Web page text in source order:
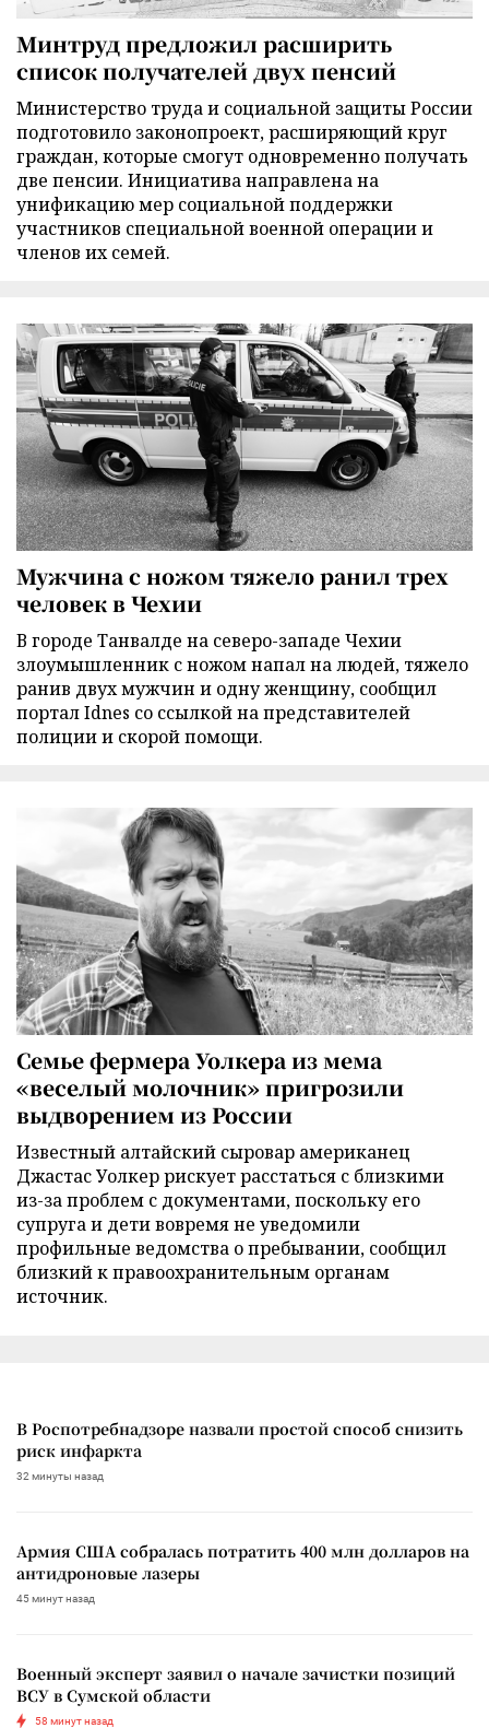
Минтруд предложил расширить
список получателей двух пенсий
Министерство труда и социальной защиты России
подготовило законопроект, расширяющий круг
граждан, которые смогут одновременно получать
две пенсии. Инициатива направлена на
унификацию мер социальной поддержки
участников специальной военной операции и
членов их семей.
Мужчина с ножом тяжело ранил трех
человек в Чехии
В городе Танвалде на северо-западе Чехии
злоумышленник с ножом напал на людей, тяжело
ранив двух мужчин и одну женщину, сообщил
портал Idnes со ссылкой на представителей
полиции и скорой помощи.
Семье фермера Уолкера из мема
«веселый молочник» пригрозили
выдворением из России
Известный алтайский сыровар американец
Джастас Уолкер рискует расстаться с близкими
из-за проблем с документами, поскольку его
супруга и дети вовремя не уведомили
профильные ведомства о пребывании, сообщил
близкий к правоохранительным органам
источник.
В Роспотребнадзоре назвали простой способ снизить
риск инфаркта
32 минуты назад
Армия США собралась потратить 400 млн долларов на
антидроновые лазеры
45 минут назад
Военный эксперт заявил о начале зачистки позиций
ВСУ в Сумской области
58 минут назад